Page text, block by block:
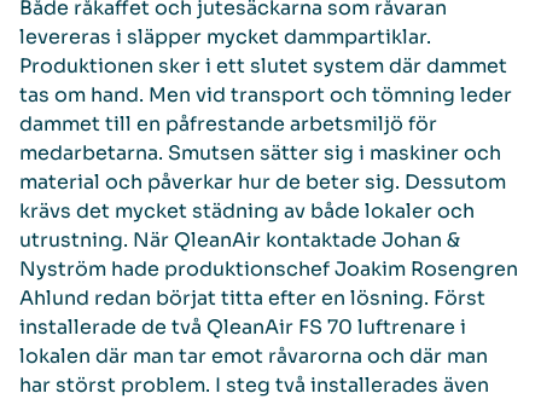
Både råkaffet och jutesäckarna som råvaran
levereras i släpper mycket dammpartiklar.
Produktionen sker i ett slutet system där dammet
tas om hand. Men vid transport och tömning leder
dammet till en påfrestande arbetsmiljö för
medarbetarna. Smutsen sätter sig i maskiner och
material och påverkar hur de beter sig. Dessutom
krävs det mycket städning av både lokaler och
utrustning. När QleanAir kontaktade Johan &
Nyström hade produktionschef Joakim Rosengren
Ahlund redan börjat titta efter en lösning. Först
installerade de två QleanAir FS 70 luftrenare i
lokalen där man tar emot råvarorna och där man
har störst problem. I steg två installerades även